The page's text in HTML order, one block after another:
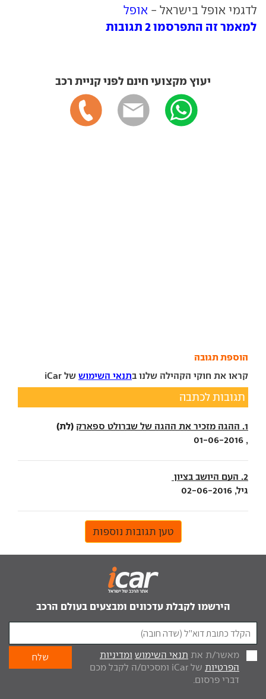
לדגמי אופל בישראל - אופל
למאמר זה התפרסמו 2 תגובות
יעוץ מקצועי חינם לפני קניית רכב
הוספת תגובה
קראו את חוקי הקהילה שלנו בתנאי השימוש של iCar
תגובות לכתבה
1. ההגה מזכיר את ההגה של שברולט ספארק (לת)
, 01-06-2016
2. העם היושב בציון
גיל, 02-06-2016
טען תגובות נוספות
הירשמו לקבלת עדכונים ומבצעים בעולם הרכב
מאשר/ת את תנאי השימוש ומדיניות
הפרטיות
של iCar ומסכים/ה לקבל מכם
דברי פרסום.